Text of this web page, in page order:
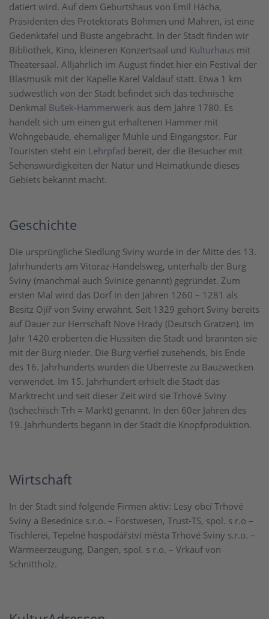
datiert wird. Auf dem Geburtshaus von Emil Hácha,
Präsidenten des Protektorats Böhmen und Mähren, ist eine
Gedenktafel und Büste angebracht. In der Stadt finden wir
Bibliothek, Kino, kleineren Konzertsaal und Kulturhaus mit
Theatersaal. Alljährlich im August findet hier ein Festival der
Blasmusik mit der Kapelle Karel Valdauf statt. Etwa 1 km
südwestlich von der Stadt befindet sich das technische
Denkmal Bušek-Hammerwerk aus dem Jahre 1780. Es
handelt sich um einen gut erhaltenen Hammer mit
Wohngebäude, ehemaliger Mühle und Eingangstor. Für
Touristen steht ein Lehrpfad bereit, der die Besucher mit
Sehenswürdigkeiten der Natur und Heimatkunde dieses
Gebiets bekannt macht.
Geschichte
Die ursprüngliche Siedlung Sviny wurde in der Mitte des 13.
Jahrhunderts am Vitoraz-Handelsweg, unterhalb der Burg
Sviny (manchmal auch Svinice genannt) gegründet. Zum
ersten Mal wird das Dorf in den Jahren 1260 – 1281 als
Besitz Ojíř von Sviny erwähnt. Seit 1329 gehört Sviny bereits
auf Dauer zur Herrschaft Nove Hrady (Deutsch Gratzen). Im
Jahr 1420 eroberten die Hussiten die Stadt und brannten sie
mit der Burg nieder. Die Burg verfiel zusehends, bis Ende
des 16. Jahrhunderts wurden die Überreste zu Bauzwecken
verwendet. Im 15. Jahrhundert erhielt die Stadt das
Marktrecht und seit dieser Zeit wird sie Trhové Sviny
(tschechisch Trh = Markt) genannt. In den 60er Jahren des
19. Jahrhunderts begann in der Stadt die Knopfproduktion.
Wirtschaft
In der Stadt sind folgende Firmen aktiv: Lesy obcí Trhové
Sviny a Besednice s.r.o. – Forstwesen, Trust-TS, spol. s r.o –
Tischlerei, Tepelné hospodářství města Trhové Sviny s.r.o. –
Wärmeerzeugung, Dangen, spol. s r.o. – Vrkauf von
Schnittholz.